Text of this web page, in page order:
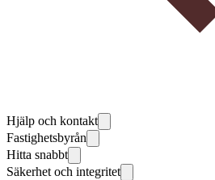
Hjälp och kontakt
Fastighetsbyrån
Hitta snabbt
Säkerhet och integritet